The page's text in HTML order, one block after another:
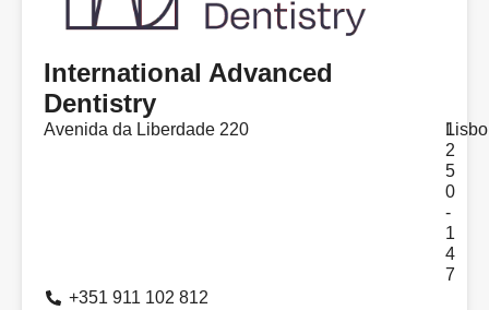
International Advanced
Dentistry
Avenida da Liberdade 220
1
2
5
0
-
1
4
7
+351 911 102 812